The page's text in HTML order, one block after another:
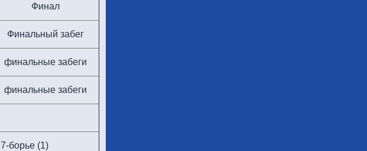
Финал
Финальный забег
финальные забеги
финальные забеги
7-борье (1)